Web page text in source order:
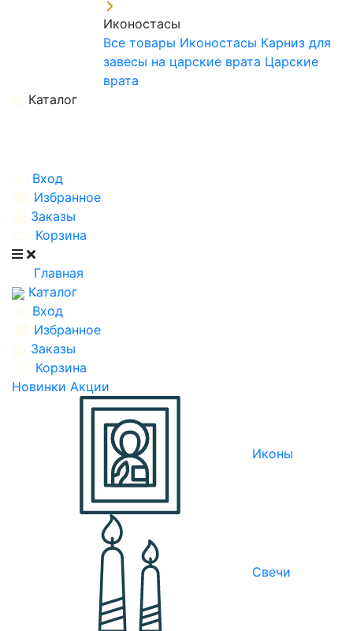
Иконостасы
Все товары Иконостасы Карниз для
завесы на царские врата Царские
врата
Каталог
Вход
Избранное
Заказы
Корзина
Главная
Каталог
Вход
Избранное
Заказы
Корзина
Новинки Акции
Иконы
Свечи